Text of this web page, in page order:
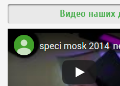
Видео наших